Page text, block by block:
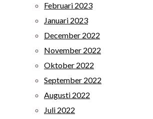
Februari 2023
Januari 2023
December 2022
November 2022
Oktober 2022
September 2022
Augusti 2022
Juli 2022